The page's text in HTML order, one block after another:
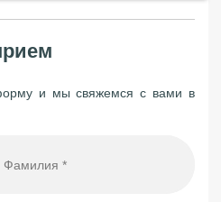
и мы свяжемся с вами в